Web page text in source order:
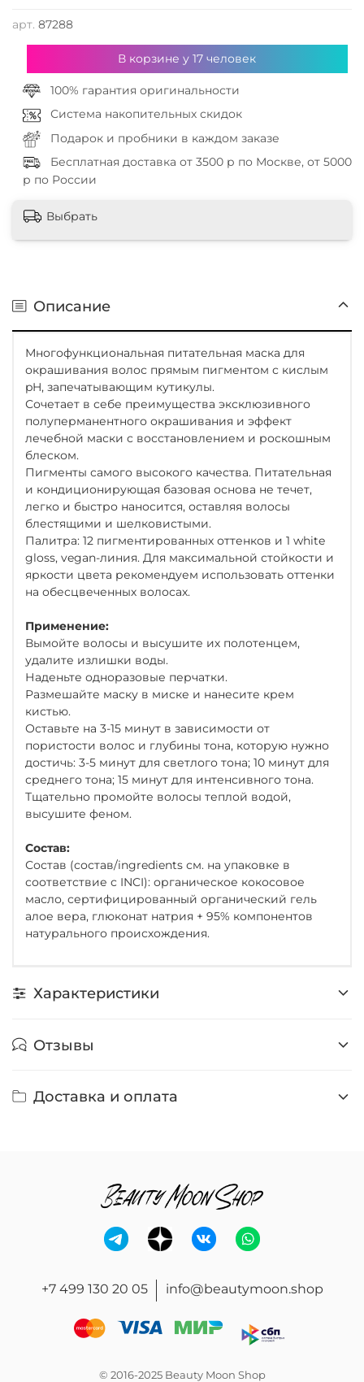
арт. 87288
В корзине у17 человек
100% гарантия оригинальности
Система накопительных скидок
Подарок и пробники в каждом заказе
Бесплатная доставка от 3500 р по Москве, от 5000
р по России
Выбрать
Описание
Многофункциональная питательная маска для
окрашивания волос прямым пигментом с кислым
pH, запечатывающим кутикулы.
Сочетает в себе преимущества эксклюзивного
полуперманентного окрашивания и эффект
лечебной маски с восстановлением и роскошным
блеском.
Пигменты самого высокого качества. Питательная
и кондиционирующая базовая основа не течет,
легко и быстро наносится, оставляя волосы
блестящими и шелковистыми.
Палитра: 12 пигментированных оттенков и 1 white
gloss, vegan-линия. Для максимальной стойкости и
яркости цвета рекомендуем использовать оттенки
на обесцвеченных волосах.
Применение:
Вымойте волосы и высушите их полотенцем,
удалите излишки воды.
Наденьте одноразовые перчатки.
Размешайте маску в миске и нанесите крем
кистью.
Оставьте на 3-15 минут в зависимости от
пористости волос и глубины тона, которую нужно
достичь: 3-5 минут для светлого тона; 10 минут для
среднего тона; 15 минут для интенсивного тона.
Тщательно промойте волосы теплой водой,
высушите феном.
Состав:
Состав (состав/ingredients см. на упаковке в
соответствие с INCI): органическое кокосовое
масло, сертифицированный органический гель
алое вера, глюконат натрия + 95% компонентов
натурального происхождения.
Характеристики
Отзывы
Доставка и оплата
+7 499 130 20 05 info@beautymoon.shop
© 2016-2025 Beauty Moon Shop